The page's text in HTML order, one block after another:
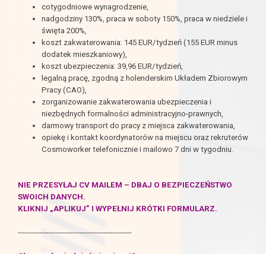
cotygodniowe wynagrodzenie,
nadgodziny 130%, praca w soboty 150%, praca w niedziele i
święta 200%,
koszt zakwaterowania: 145 EUR/tydzień (155 EUR minus
dodatek mieszkaniowy),
koszt ubezpieczenia: 39,96 EUR/tydzień,
legalną pracę, zgodną z holenderskim Układem Zbiorowym
Pracy (CAO),
zorganizowanie zakwaterowania ubezpieczenia i
niezbędnych formalności administracyjno-prawnych,
darmowy transport do pracy z miejsca zakwaterowania,
opiekę i kontakt koordynatorów na miejscu oraz rekruterów
Cosmoworker telefonicznie i mailowo 7 dni w tygodniu.
NIE PRZESYŁAJ CV MAILEM – DBAJ O BEZPIECZEŃSTWO
SWOICH DANYCH.
KLIKNIJ „APLIKUJ” I WYPEŁNIJ KRÓTKI FORMULARZ.
------------------------------------------------